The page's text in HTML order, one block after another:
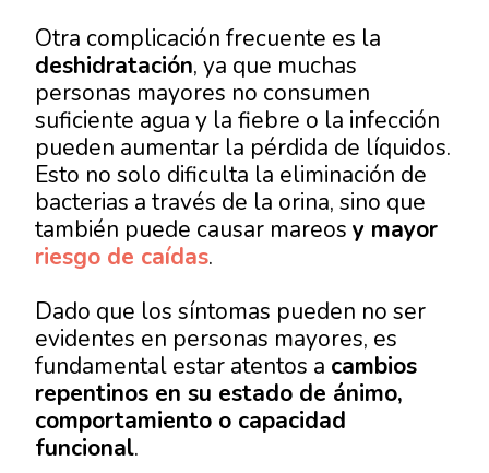
Otra complicación frecuente es la
deshidratación, ya que muchas
personas mayores no consumen
suficiente agua y la fiebre o la infección
pueden aumentar la pérdida de líquidos.
Esto no solo dificulta la eliminación de
bacterias a través de la orina, sino que
también puede causar mareosy mayor
riesgo de caídas.
Dado que los síntomas pueden no ser
evidentes en personas mayores, es
fundamental estar atentos a cambios
repentinos en su estado de ánimo,
comportamiento o capacidad
funcional.